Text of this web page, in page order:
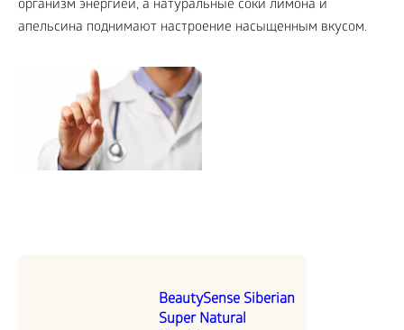
организм энергией, а натуральные соки лимона и
апельсина поднимают настроение насыщенным вкусом.
BeautySense Siberian
Super Natural